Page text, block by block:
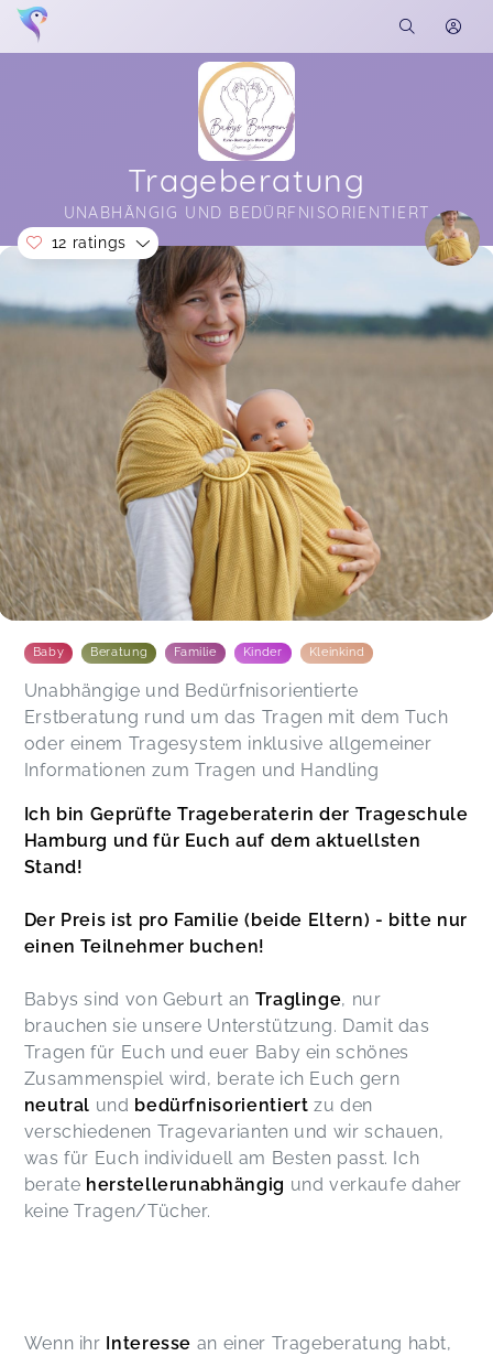
Trageberatung
UNABHÄNGIG UND BEDÜRFNISORIENTIERT
Soon you will learn more about me here...
12 ratings
Absolute Empfehlung! Die Trageberatung war
rundum großartig. Besonders toll fand ich den
Service, dass Jasmin zu uns nach Hause
gekommen ist und eine sehr große Auswahl an
Tragen mitgebracht hat. Außerdem ist die
Möglichkeit, eine Trage auch nach der Beratung
zu testen, großartig und vor allem hilfreich,
Jasmin war äußerst kompetent, freundlich und
hat sich viel Zeit genommen. Der Termin hat sich
komplett nach dem Tagesablauf und den
Bedürfnissen unseres Babys gerichtet, was alles
sehr entspannt gemacht hat. Man merkt sofort,
dass hier mit viel Erfahrung und Herz gearbeitet
wird. Wir haben uns bestens aufgehoben gefühlt!
Jana,Jan 24
Super tolle Beratung, hat uns sehr weiter
geholfen und mega Service drum herum ❤️
empfehlen wir jedem weiter
Henrieke,
Jasmin hat uns super beraten und war eine ganz
große Hilfe! Wir waren super zufrieden und
können sie wirklich herzlich empfehlen!
Nachdem ich bei Jasmin eine Anfrage gestartet
sondern auch nach Ausfüllen des Fragenkatalogs
einen sehr zeitnahen Termin für eine
Trageberatung. Das wirklich Tolle (und nicht
Selbstverständliche) war, dass mein Wunsch war,
dass mein berufstätiger Mann dabei sein kann
und wir wurden sogar an einem Sonntag beraten.
Jasmin kam mit einer großen Auswahl und hat
uns mit viel Geduld und Kompetenz sympathisch
weitergeholfen und wir konnten 3 Modelle 1
Woche lang im Alltag testen. Das hat wirklich
Baby Beratung Familie Kinder Kleinkind
Unabhängige und Bedürfnisorientierte
Erstberatung rund um das Tragen mit dem Tuch
oder einem Tragesystem inklusive allgemeiner
Informationen zum Tragen und Handling
Ich bin Geprüfte Trageberaterin der Trageschule
Hamburg und für Euch auf dem aktuellsten
Stand!
Der Preis ist pro Familie (beide Eltern) - bitte nur
einen Teilnehmer buchen!
Babys sind von Geburt an Traglinge, nur
brauchen sie unsere Unterstützung. Damit das
Tragen für Euch und euer Baby ein schönes
Zusammenspiel wird, berate ich Euch gern
neutral und bedürfnisorientiert zu den
verschiedenen Tragevarianten und wir schauen,
was für Euch individuell am Besten passt. Ich
berate herstellerunabhängig und verkaufe daher
keine Tragen/Tücher.
Wenn ihr Interesse an einer Trageberatung habt,